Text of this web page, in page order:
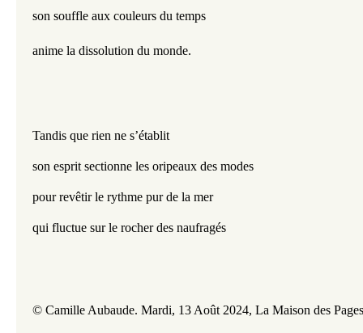
son souffle aux couleurs du temps
anime la dissolution du monde.
Tandis que rien ne s’établit
son esprit sectionne les oripeaux des modes
pour revêtir le rythme pur de la mer
qui fluctue sur le rocher des naufragés
© Camille Aubaude. Mardi, 13 Août 2024, La Maison des